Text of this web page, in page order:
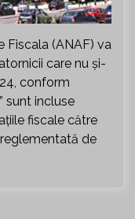
Fiscala (ANAF) va
care nu şi-
conform
sunt incluse
fiscale către
reglementată de